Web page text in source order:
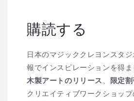
購読する
日本のマジッククレヨンスタ
報でインスピレーションを得ま
木製アートのリリース 、 限定割
クリエイティブワークショッ